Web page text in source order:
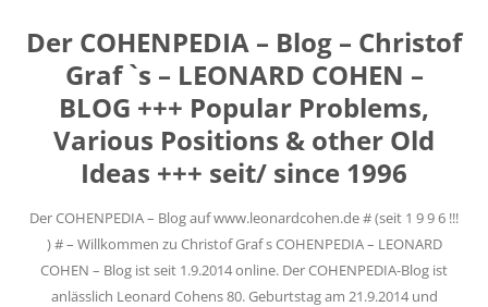
Der COHENPEDIA – Blog – Christof
Graf `s – LEONARD COHEN –
BLOG +++ Popular Problems,
Various Positions & other Old
Ideas +++ seit/ since 1996
Der COHENPEDIA – Blog auf www.leonardcohen.de # (seit 1 9 9 6 !!!
) # – Willkommen zu Christof Graf s COHENPEDIA – LEONARD
COHEN – Blog ist seit 1.9.2014 online. Der COHENPEDIA-Blog ist
anlässlich Leonard Cohens 80. Geburtstag am 21.9.2014 und